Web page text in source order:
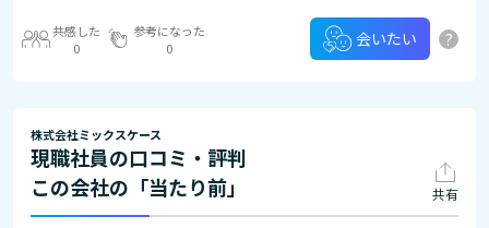
共感した
0
参考になった
0
会いたい ?
株式会社ミックスケース
現職社員の口コミ・評判
この会社の「当たり前」
共有